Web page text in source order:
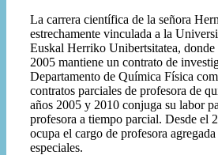
La carrera científica de la señora
estrechamente vinculada a la
Euskal Herriko Unibertsitatea, donde
2005 mantiene un contrato de
Departamento de Química Física
contratos parciales de profesora de
años 2005 y 2010 conjuga su labor
profesora a tiempo parcial. Desde el
ocupa el cargo de profesora
especiales.